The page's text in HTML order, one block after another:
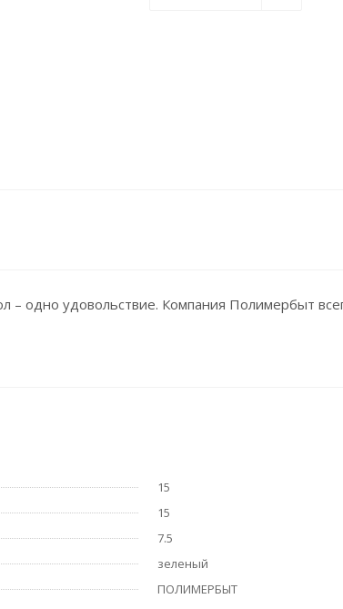
одно удовольствие. Компания Полимербыт
15
15
7.5
зеленый
ПОЛИМЕРБЫТ